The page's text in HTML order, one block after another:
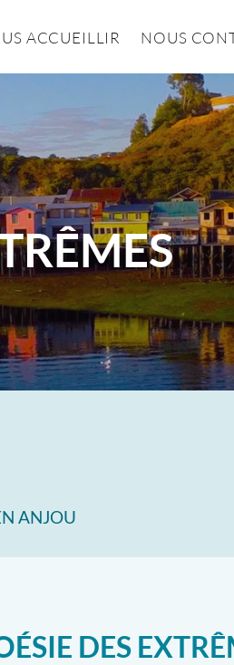
ACCUEILLIR NOUS
ANJOU
DES